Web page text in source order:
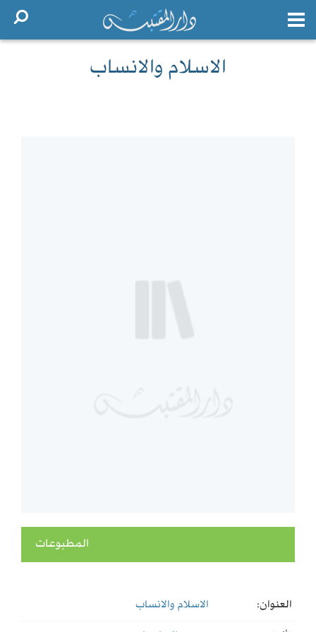
الاسلام والانساب
المطبوعات
العنوان:
الاسلام والانساب